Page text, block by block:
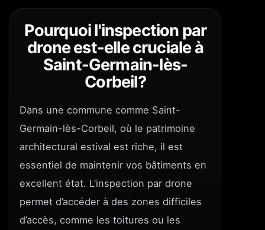
Pourquoi l'inspection par
drone est-elle cruciale à
Saint-Germain-lès-
Corbeil?
Dans une commune comme Saint-
Germain-lès-Corbeil, où le patrimoine
architectural estival est riche, il est
essentiel de maintenir vos bâtiments en
excellent état. L’inspection par drone
permet d’accéder à des zones difficiles
d’accès, comme les toitures ou les